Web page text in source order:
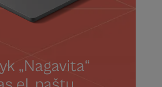
„Nagavita“